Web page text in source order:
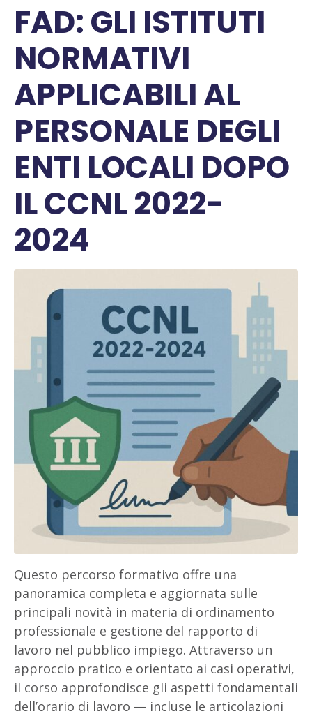
FAD: GLI ISTITUTI
NORMATIVI
APPLICABILI AL
PERSONALE DEGLI
ENTI LOCALI DOPO
IL CCNL 2022-
2024
Questo percorso formativo offre una
panoramica completa e aggiornata sulle
principali novità in materia di ordinamento
professionale e gestione del rapporto di
lavoro nel pubblico impiego. Attraverso un
approccio pratico e orientato ai casi operativi,
il corso approfondisce gli aspetti fondamentali
dell’orario di lavoro — incluse le articolazioni